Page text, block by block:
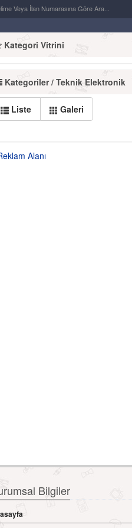
Kategori Vitrini
Kategoriler / Teknik Elektronik
Liste
Galeri
Bilgiler